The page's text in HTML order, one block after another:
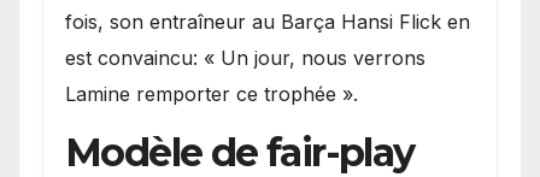
fois, son entraîneur au Barça Hansi Flick en
est convaincu: « Un jour, nous verrons
Lamine remporter ce trophée ».
Modèle de fair-play